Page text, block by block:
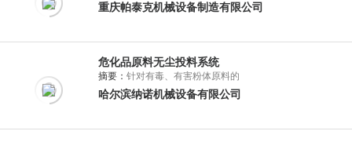
重庆帕泰克机械设备制造有限公司
危化品原料无尘投料系统
摘要： 针对有毒、有害粉体原料的
哈尔滨纳诺机械设备有限公司